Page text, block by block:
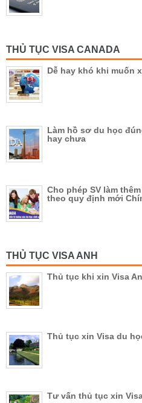
THỦ TỤC VISA CANADA
Dễ hay khó khi muốn
Làm hồ sơ du học
hay chưa
Cho phép SV làm
theo quy định mới
THỦ TỤC VISA ANH
Thủ tục khi xin Visa
Thủ tục xin Visa du
Tư vấn thủ tục xin